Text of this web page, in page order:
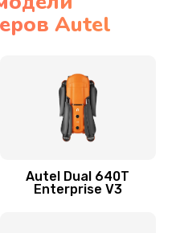
Autel
Autel Dual 640T
Enterprise V3